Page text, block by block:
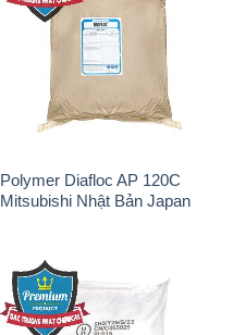
Polymer Diafloc AP 120C
Mitsubishi Nhật Bản Japan